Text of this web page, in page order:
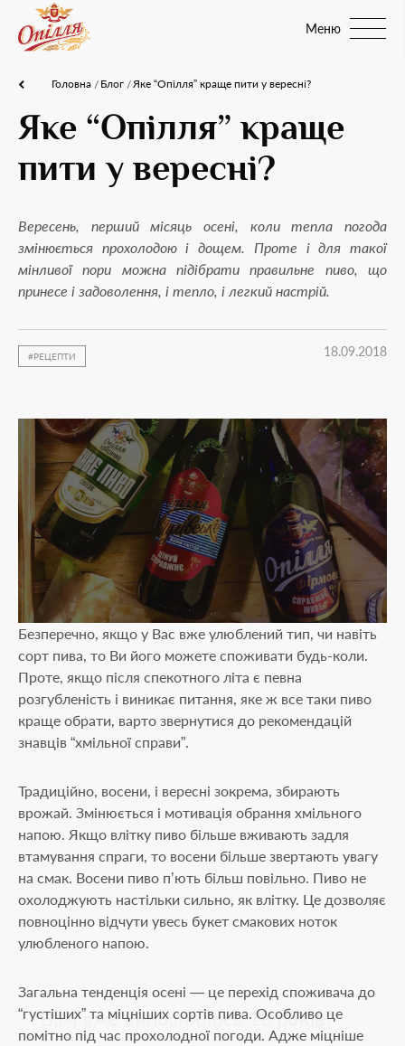
Меню
Головна Блог Яке “Опілля” краще пити у вересні?
Яке “Опілля” краще
пити у вересні?
Вересень, перший місяць осені, коли тепла погода
змінюється прохолодою і дощем. Проте і для такої
мінливої пори можна підібрати правильне пиво, що
принесе і задоволення, і тепло, і легкий настрій.
РЕЦЕПТИ 18.09.2018
Безперечно, якщо у Вас вже улюблений тип, чи навіть
сорт пива, то Ви його можете споживати будь-коли.
Проте, якщо після спекотного літа є певна
розгубленість і виникає питання, яке ж все таки пиво
краще обрати, варто звернутися до рекомендацій
знавців “хмільної справи”.
Традиційно, восени, і вересні зокрема, збирають
врожай. Змінюється і мотивація обрання хмільного
напою. Якщо влітку пиво більше вживають задля
втамування спраги, то восени більше звертають увагу
на смак. Восени пиво п’ють більш повільно. Пиво не
охолоджують настільки сильно, як влітку. Це дозволяє
повноцінно відчути увесь букет смакових ноток
улюбленого напою.
Загальна тенденція осені — це перехід споживача до
“густіших” та міцніших сортів пива. Особливо це
помітно під час прохолодної погоди. Адже міцніше
18+
Вам вже виповнилось18 років?